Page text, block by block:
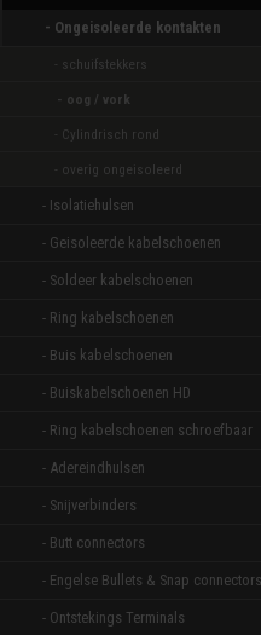
- Ongeisoleerde kontakten
- schuifstekkers
- oog / vork
- Cylindrisch rond
- overig ongeisoleerd
- Isolatiehulsen
- Geisoleerde kabelschoenen
- Soldeer kabelschoenen
- Ring kabelschoenen
- Buis kabelschoenen
- Buiskabelschoenen HD
- Ring kabelschoenen schroefbaar
- Adereindhulsen
- Snijverbinders
- Butt connectors
- Engelse Bullets & Snap connectors
- Ontstekings Terminals